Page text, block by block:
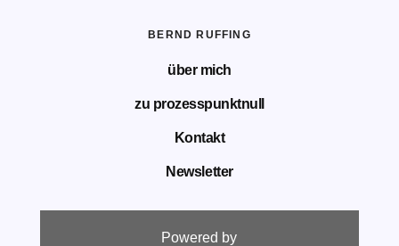
BERND RUFFING
über mich
zu prozesspunktnull
Kontakt
Newsletter
Powered by